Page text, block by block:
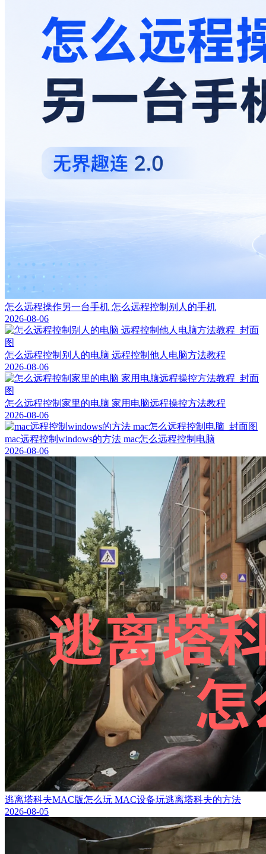
怎么远程操作另一台手机 怎么远程控制别人的手机
2026-08-06
怎么远程控制别人的电脑 远程控制他人电脑方法教程
2026-08-06
怎么远程控制家里的电脑 家用电脑远程操控方法教程
2026-08-06
mac远程控制windows的方法 mac怎么远程控制电脑
2026-08-06
逃离塔科夫MAC版怎么玩 MAC设备玩逃离塔科夫的方法
2026-08-05